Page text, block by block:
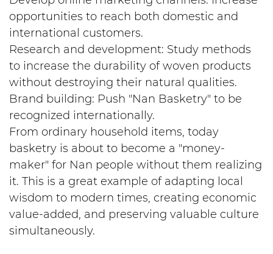
opportunities to reach both domestic and
international customers.
Research and development: Study methods
to increase the durability of woven products
without destroying their natural qualities.
Brand building: Push "Nan Basketry" to be
recognized internationally.
From ordinary household items, today
basketry is about to become a "money-
maker" for Nan people without them realizing
it. This is a great example of adapting local
wisdom to modern times, creating economic
value-added, and preserving valuable culture
simultaneously.